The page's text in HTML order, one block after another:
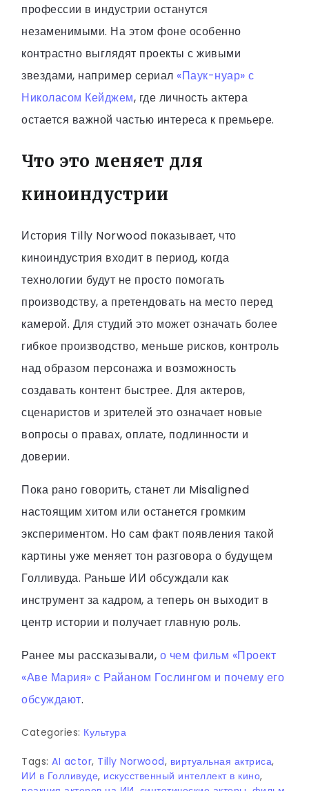
профессии в индустрии останутся
незаменимыми. На этом фоне особенно
контрастно выглядят проекты с живыми
звездами, например сериал «Паук-нуар» с
Николасом Кейджем, где личность актера
остается важной частью интереса к премьере.
Что это меняет для
киноиндустрии
История Tilly Norwood показывает, что
киноиндустрия входит в период, когда
технологии будут не просто помогать
производству, а претендовать на место перед
камерой. Для студий это может означать более
гибкое производство, меньше рисков, контроль
над образом персонажа и возможность
создавать контент быстрее. Для актеров,
сценаристов и зрителей это означает новые
вопросы о правах, оплате, подлинности и
доверии.
Пока рано говорить, станет ли Misaligned
настоящим хитом или останется громким
экспериментом. Но сам факт появления такой
картины уже меняет тон разговора о будущем
Голливуда. Раньше ИИ обсуждали как
инструмент за кадром, а теперь он выходит в
центр истории и получает главную роль.
Ранее мы рассказывали, о чем фильм «Проект
«Аве Мария» с Райаном Гослингом и почему его
обсуждают.
Categories: Культура
Tags: AI actor, Tilly Norwood, виртуальная актриса,
ИИ в Голливуде, искусственный интеллект в кино,